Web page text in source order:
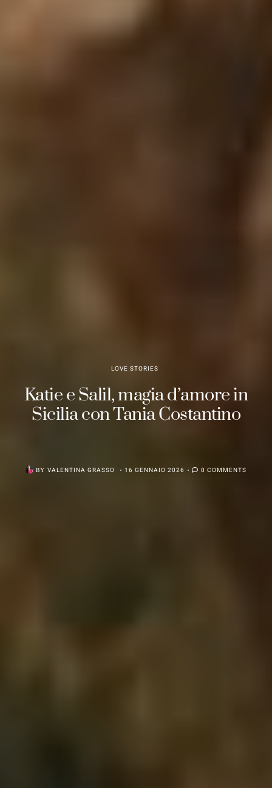
LOVE STORIES
Katie e Salil, magia d’amore in
Sicilia con Tania Costantino
BY VALENTINA GRASSO 16 GENNAIO 2026 0 COMMENTS